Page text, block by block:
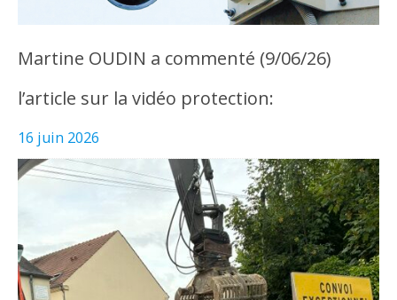
Martine OUDIN a commenté (9/06/26)
l’article sur la vidéo protection:
16 juin 2026